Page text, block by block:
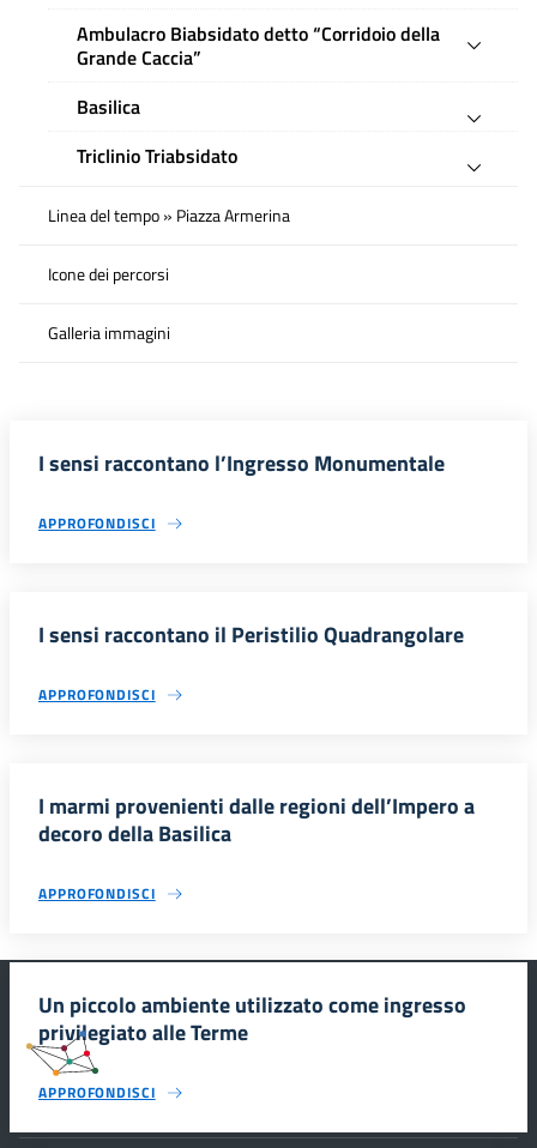
Ambulacro Biabsidato detto “Corridoio della
Grande Caccia”
Basilica
Triclinio Triabsidato
Linea del tempo » Piazza Armerina
Icone dei percorsi
Galleria immagini
I sensi raccontano l’Ingresso Monumentale
APPROFONDISCI
I sensi raccontano il Peristilio Quadrangolare
APPROFONDISCI
I marmi provenienti dalle regioni dell’Impero a
decoro della Basilica
APPROFONDISCI
Un piccolo ambiente utilizzato come ingresso
privilegiato alle Terme
APPROFONDISCI
#SmartEducationUnescoSicilia